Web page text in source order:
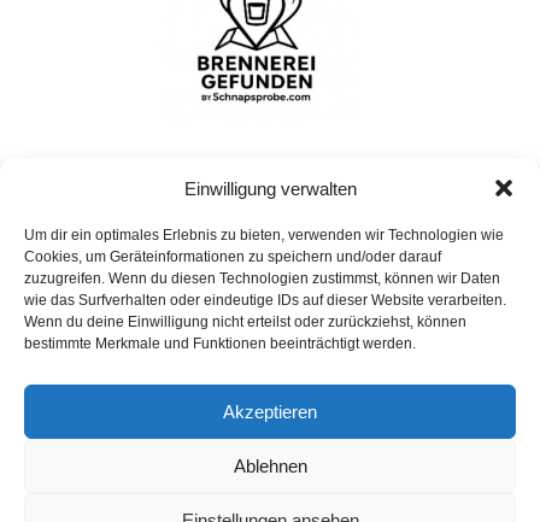
Einwilligung verwalten
Um dir ein optimales Erlebnis zu bieten, verwenden wir Technologien wie
Cookies, um Geräteinformationen zu speichern und/oder darauf
zuzugreifen. Wenn du diesen Technologien zustimmst, können wir Daten
wie das Surfverhalten oder eindeutige IDs auf dieser Website verarbeiten.
Wenn du deine Einwilligung nicht erteilst oder zurückziehst, können
bestimmte Merkmale und Funktionen beeinträchtigt werden.
Akzeptieren
Ablehnen
Bohrshof
Bohrshof, Bohrhof, 54298 Welschbillig, Deutschland